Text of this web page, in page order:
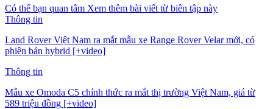
Có thể bạn quan tâm Xem thêm bài viết từ biên tập này
Thông tin
Land Rover Việt Nam ra mắt mẫu xe Range Rover Velar mới, có
phiên bản hybrid [+video]
Thông tin
Mẫu xe Omoda C5 chính thức ra mắt thị trường Việt Nam, giá từ
589 triệu đồng [+video]